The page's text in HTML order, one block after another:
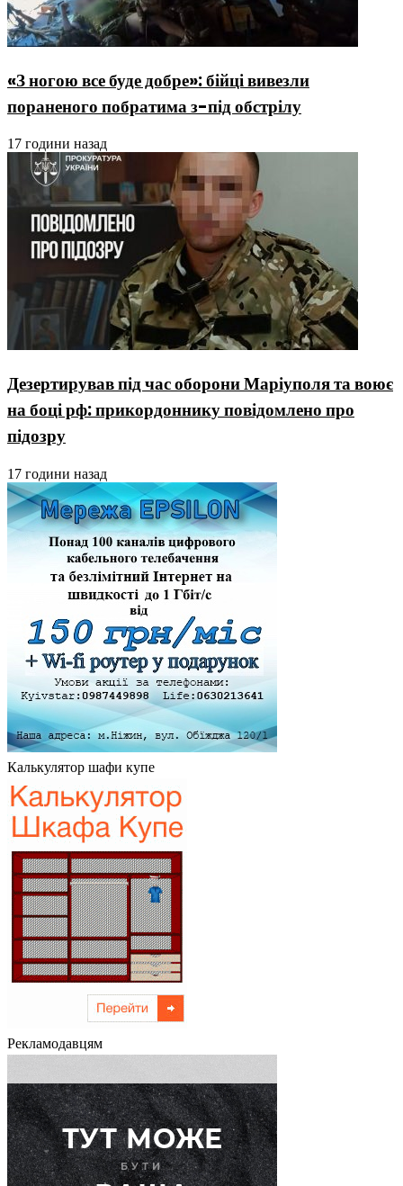
«З ногою все буде добре»: бійці вивезли
пораненого побратима з-під обстрілу
17 години назад
Дезертирував під час оборони Маріуполя та воює
на боці рф: прикордоннику повідомлено про
підозру
17 години назад
Калькулятор шафи купе
Рекламодавцям